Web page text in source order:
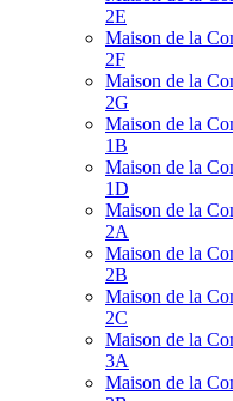
2E
Maison de la
2F
Maison de la
2G
Maison de la
1B
Maison de la
1D
Maison de la
2A
Maison de la
2B
Maison de la
2C
Maison de la
3A
Maison de la